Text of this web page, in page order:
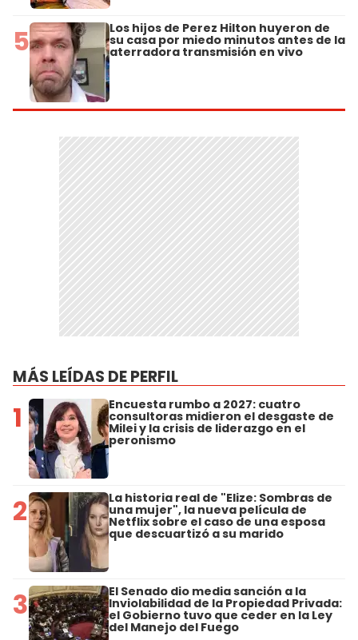
5 Los hijos de Perez Hilton huyeron de
su casa por miedo minutos antes de la
aterradora transmisión en vivo
MÁS LEÍDAS DE PERFIL
1 Encuesta rumbo a 2027: cuatro
consultoras midieron el desgaste de
Milei y la crisis de liderazgo en el
peronismo
2 La historia real de "Elize: Sombras de
una mujer", la nueva película de
Netflix sobre el caso de una esposa
que descuartizó a su marido
3 El Senado dio media sanción a la
Inviolabilidad de la Propiedad Privada:
el Gobierno tuvo que ceder en la Ley
del Manejo del Fuego